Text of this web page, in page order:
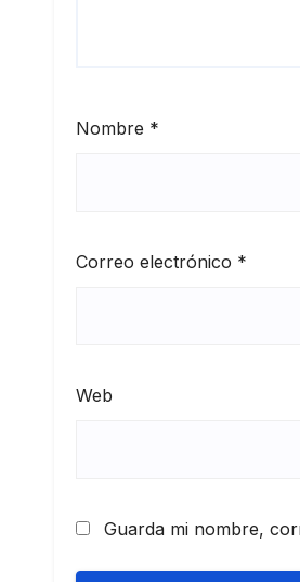
Nombre *
Correo electrónico *
Web
Guarda mi nombre,